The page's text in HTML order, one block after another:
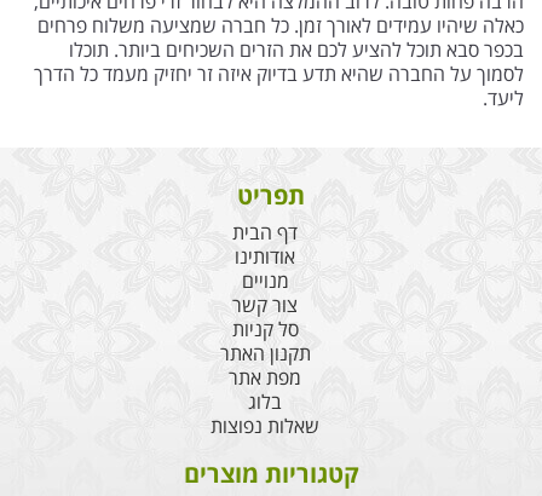
כאלה שיהיו עמידים לאורך זמן. כל חברה שמציעה משלוח פרחים
בכפר סבא תוכל להציע לכם את הזרים השכיחים ביותר. תוכלו
לסמוך על החברה שהיא תדע בדיוק איזה זר יחזיק מעמד כל הדרך
ליעד.
תפריט
דף הבית
אודותינו
מנויים
צור קשר
סל קניות
תקנון האתר
מפת אתר
בלוג
שאלות נפוצות
קטגוריות מוצרים